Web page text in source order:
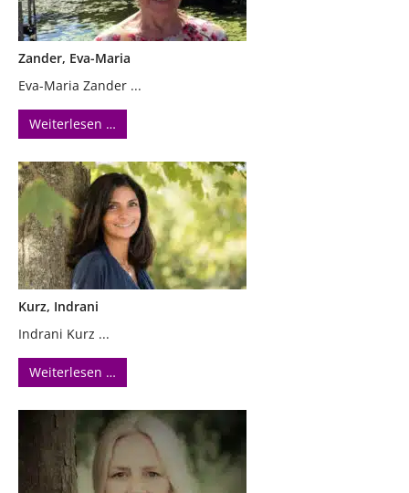
Zander, Eva-Maria
Eva-Maria Zander ...
Weiterlesen …
Kurz, Indrani
Indrani Kurz ...
Weiterlesen …